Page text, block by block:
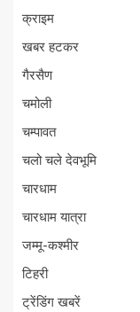
क्राइम
खबर हटकर
गैरसैण
चमोली
चम्पावत
चलो चले देवभूमि
चारधाम
चारधाम यात्रा
जम्मू-कश्मीर
टिहरी
ट्रेंडिंग खबरें